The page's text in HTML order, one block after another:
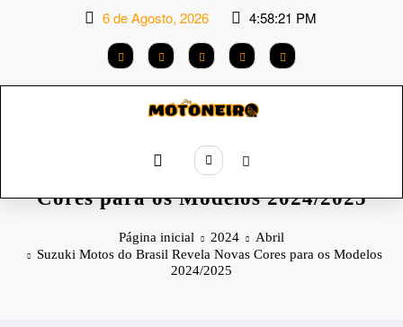
6 de Agosto, 2026 4:58:22 PM
Suzuki Motos do Brasil Revela Novas
Cores para os Modelos 2024/2025
Página inicial 2024
Abril
Suzuki Motos do Brasil Revela Novas Cores para os Modelos
2024/2025